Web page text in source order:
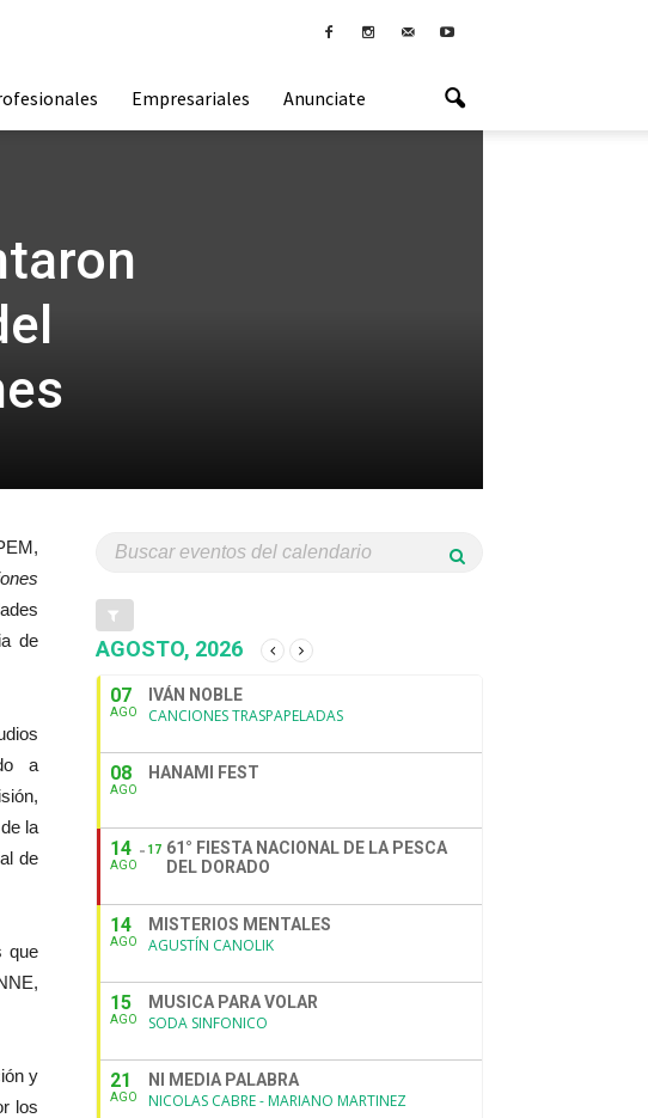
Empresariales Anunciate
de
a
la
de
que
y
los
AGOSTO, 2026
07
AGO
IVÁN NOBLE
CANCIONES TRASPAPELADAS
08
AGO
HANAMI FEST
14
AGO
17 61° FIESTA NACIONAL DE LA PESCA
DEL DORADO
14
AGO
MISTERIOS MENTALES
AGUSTÍN CANOLIK
15
AGO
MUSICA PARA VOLAR
SODA SINFONICO
21
AGO
NI MEDIA PALABRA
NICOLAS CABRE - MARIANO MARTINEZ